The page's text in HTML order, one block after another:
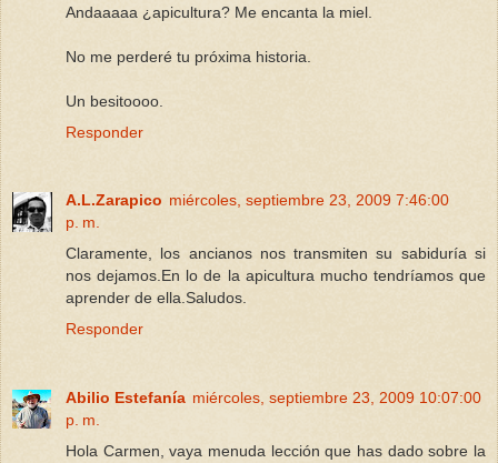
Andaaaaa ¿apicultura? Me encanta la miel.
No me perderé tu próxima historia.
Un besitoooo.
Responder
A.L.Zarapico miércoles, septiembre 23, 2009 7:46:00
p. m.
Claramente, los ancianos nos transmiten su sabiduría si
nos dejamos.En lo de la apicultura mucho tendríamos que
aprender de ella.Saludos.
Responder
Abilio Estefanía miércoles, septiembre 23, 2009 10:07:00
p. m.
Hola Carmen, vaya menuda lección que has dado sobre la